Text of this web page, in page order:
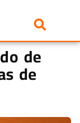
de
de